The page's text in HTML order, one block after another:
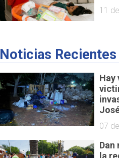
11
Noticias Recientes
Hay
07
Dan
la